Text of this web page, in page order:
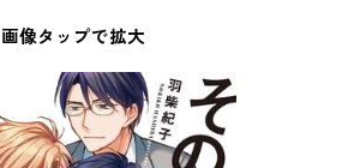
画像タップで拡大